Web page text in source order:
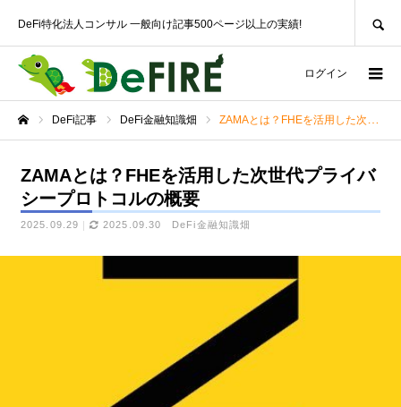
DeFi特化法人コンサル 一般向け記事500ページ以上の実績!
ログイン
DeFi記事 DeFi金融知識畑 ZAMAとは？FHEを活用した次世代プライバシープロトコルの概要
ZAMAとは？FHEを活用した次世代プライバ
シープロトコルの概要
2025.09.29 2025.09.30 DeFi金融知識畑